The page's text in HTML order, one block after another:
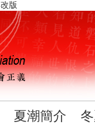
版
夏潮簡介